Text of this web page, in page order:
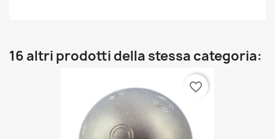
16 altri prodotti della stessa categoria:
favorite_border